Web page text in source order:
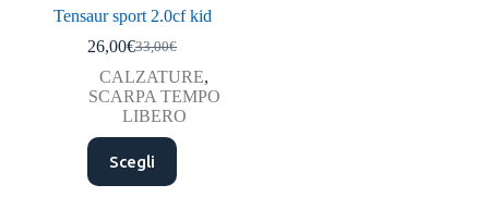
Tensaur sport 2.0cf kid
33,00€
Il
prezzo
originale
era:
33,00€.
26,00€Il
prezzo
attuale
è:
26,00€.
CALZATURE,
SCARPA TEMPO
LIBERO
Scegli
Questo
prodotto
ha